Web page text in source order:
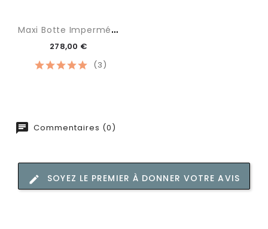
(3)
M
Axi Botte Imperméable
278,00 €
Commentaires (0)
SOYEZ LE PREMIER À DONNER VOTRE AVIS